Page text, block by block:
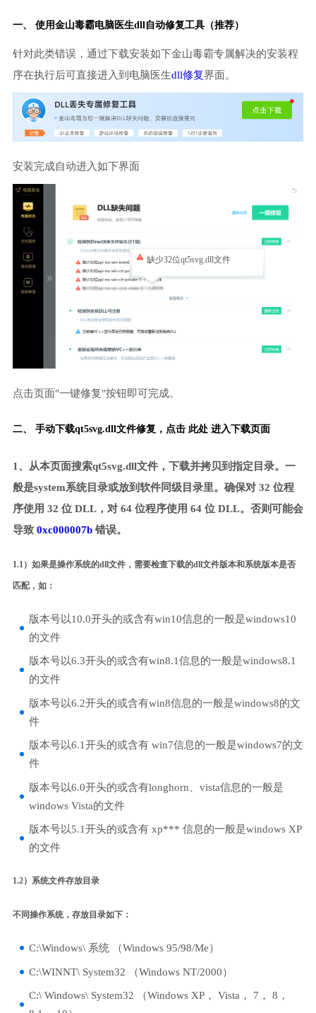
一、 使用金山毒霸电脑医生dll自动修复工具（推荐）
针对此类错误，通过下载安装如下金山毒霸专属解决的安装程
序在执行后可直接进入到电脑医生dll修复界面。
安装完成自动进入如下界面
缺少32位qt5svg.dll文件
点击页面"一键修复"按钮即可完成。
二、 手动下载qt5svg.dll文件修复， 点击 此处 进入下载页面
1、从本页面搜索qt5svg.dll文件，下载并拷贝到指定目录。一
般是system系统目录或放到软件同级目录里。确保对 32 位程
序使用 32 位 DLL，对 64 位程序使用 64 位 DLL。否则可能会
导致 0xc000007b错误。
1.1）如果是操作系统的dll文件，需要检查下载的dll文件版本和系统版本是否
匹配，如：
版本号以10.0开头的或含有win10信息的一般是windows10
的文件
版本号以6.3开头的或含有win8.1信息的一般是windows8.1
的文件
版本号以6.2开头的或含有win8信息的一般是windows8的文
件
版本号以6.1开头的或含有 win7信息的一般是windows7的文
件
版本号以6.0开头的或含有longhorn、vista信息的一般是
windows Vista的文件
版本号以5.1开头的或含有 xp*** 信息的一般是windows XP
的文件
1.2）系统文件存放目录
不同操作系统，存放目录如下：
C:\Windows\ 系统 （Windows 95/98/Me）
C:\WINNT\ System32 （Windows NT/2000）
C:\ Windows\ System32 （Windows XP， Vista， 7， 8，